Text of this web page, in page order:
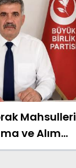
Mahsulleri
ve Alım